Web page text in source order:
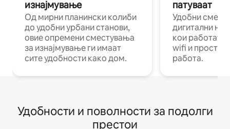
изнајмување
Од мирни планински колиби
до удобни урбани станови,
овие опремени сместувања
за изнајмување ги имаат
сите удобности како дом.
патуваат
Удобни
дигитални
кои работат
wifi и
работа.
Удобности и поволности за подолги
престои